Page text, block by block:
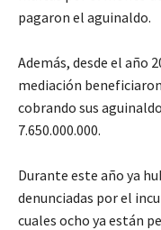
pagaron el aguinaldo.
Además, desde el año
mediación
cobrando sus
7.650.000.000.
Durante este año ya
denunciadas por el
cuales ocho ya están